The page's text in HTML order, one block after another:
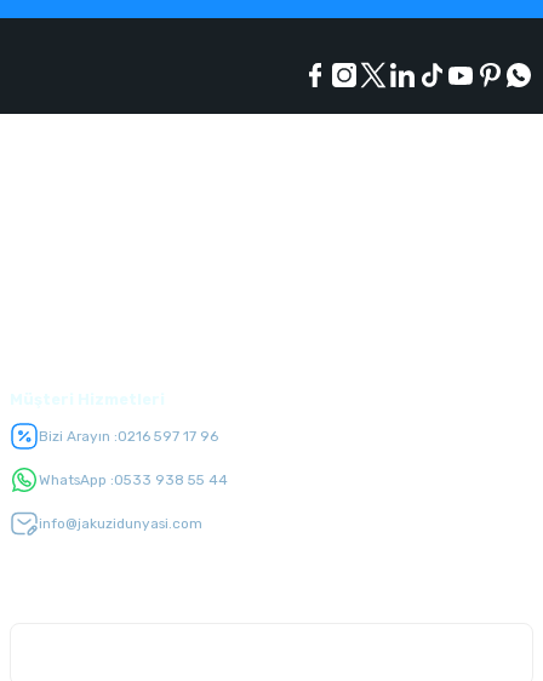
Bizi Arayın :0216 597 17 96
WhatsApp :0533 938 55 44
info@jakuzidunyasi.com